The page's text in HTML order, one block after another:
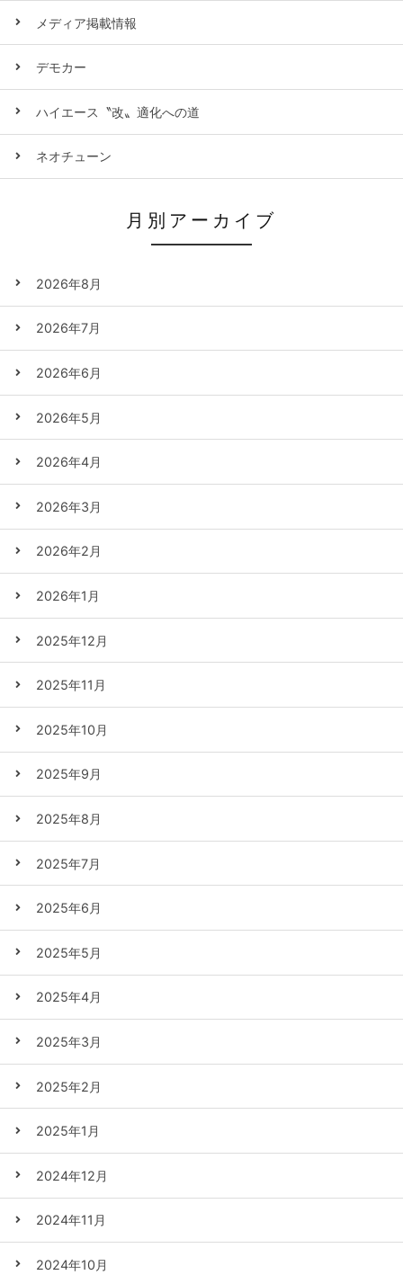
メディア掲載情報
デモカー
ハイエース〝改〟適化への道
ネオチューン
月別アーカイブ
2026年8月
2026年7月
2026年6月
2026年5月
2026年4月
2026年3月
2026年2月
2026年1月
2025年12月
2025年11月
2025年10月
2025年9月
2025年8月
2025年7月
2025年6月
2025年5月
2025年4月
2025年3月
2025年2月
2025年1月
2024年12月
2024年11月
2024年10月